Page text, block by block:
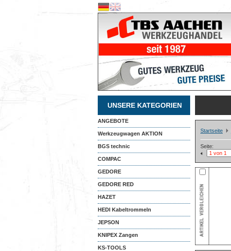
UNSERE KATEGORIEN
ANGEBOTE
Werkzeugwagen AKTION
BGS technic
COMPAC
GEDORE
GEDORE RED
HAZET
HEDI Kabeltrommeln
JEPSON
KNIPEX Zangen
KS-TOOLS
Startseite
Seite: